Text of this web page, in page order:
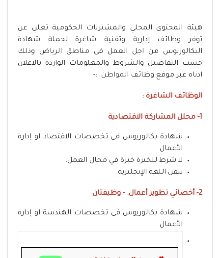
هيئة المحتوى المحلي والمشتريات الحكومية تعلن عن
توفر وظائف إدارية وتقنية شاغرة لحملة شهادة
البكالوريوس من اجل العمل في مناطق الرياض وذلك
حسب التفاصيل والشروط والمعلومات الواردة بالاعلان
ادناه عبر موقع وظائف المواطن :-
الوظائف الشاغرة :
1- محلل المشاركة الاقتصادية
شهادة بكالوريوس في تخصصات الاقتصاد او إدارة
الأعمال
لا شرط للخبرة خبرة في مجال العمل.
يتقن اللغة الإنجليزية.
2- أخصائي تطوير أعمال. - وظيفتان
شهادة بكالوريوس في تخصصات الهندسة او إدارة
الأعمال